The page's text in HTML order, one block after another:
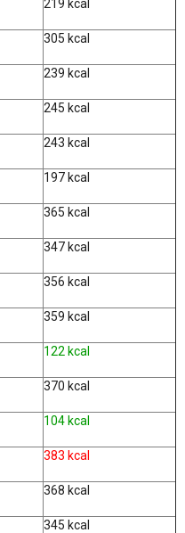
219 kcal
305 kcal
239 kcal
245 kcal
243 kcal
197 kcal
365 kcal
347 kcal
356 kcal
359 kcal
122 kcal
370 kcal
104 kcal
383 kcal
368 kcal
345 kcal